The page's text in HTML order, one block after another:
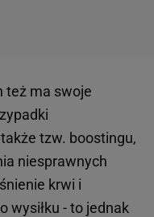
też ma swoje
tzw. boostingu,
niesprawnych
krwi i
wysiłku - to jednak